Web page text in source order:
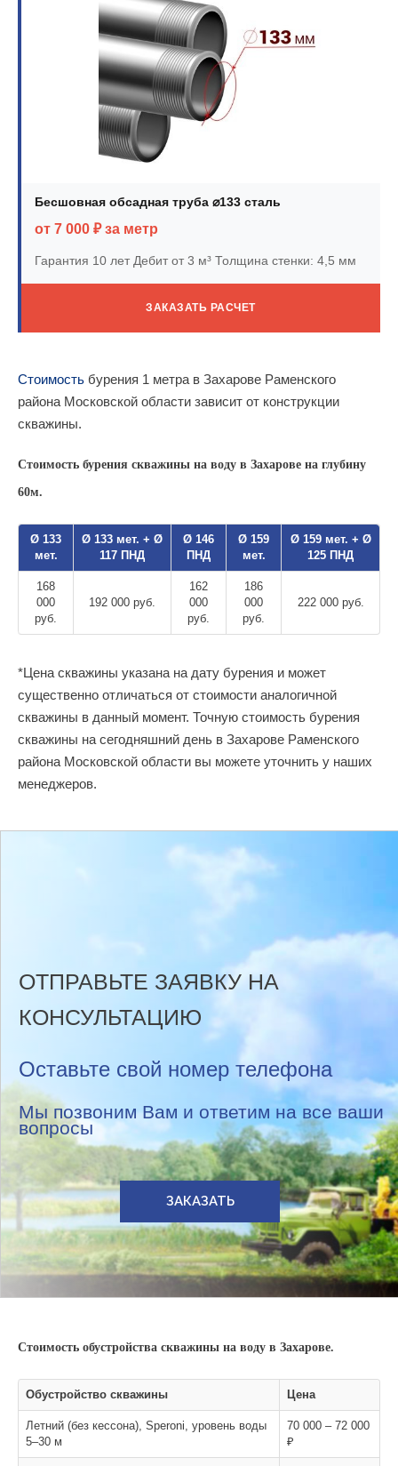
Бесшовная обсадная труба ⌀133 сталь
от 7 000 ₽ за метр
Гарантия 10 летДебит от 3 м³ Толщина стенки: 4,5 мм
ЗАКАЗАТЬ РАСЧЕТ
Стоимость бурения 1 метра в Захарове Раменского
района Московской области зависит от конструкции
скважины.
Стоимость бурения скважины на воду в Захарове на глубину
60м.
Ø 133
мет.
Ø 133 мет. + Ø
117 ПНД
Ø 146
ПНД
Ø 159
мет.
Ø 159 мет. + Ø
125 ПНД
168
000
руб.
192 000 руб.
162
000
руб.
186
000
руб.
222 000 руб.
*Цена скважины указана на дату бурения и может
существенно отличаться от стоимости аналогичной
скважины в данный момент. Точную стоимость бурения
скважины на сегодняшний день в Захарове Раменского
района Московской области вы можете уточнить у наших
менеджеров.
ОТПРАВЬТЕ ЗАЯВКУ НА
КОНСУЛЬТАЦИЮ
Оставьте свой номер телефона
Мы позвоним Вам и ответим на все ваши
вопросы
ЗАКАЗАТЬ
Стоимость обустройства скважины на воду в Захарове.
Обустройство скважины Цена
Летний (без кессона), Speroni, уровень воды
5–30 м
70 000 – 72 000
₽